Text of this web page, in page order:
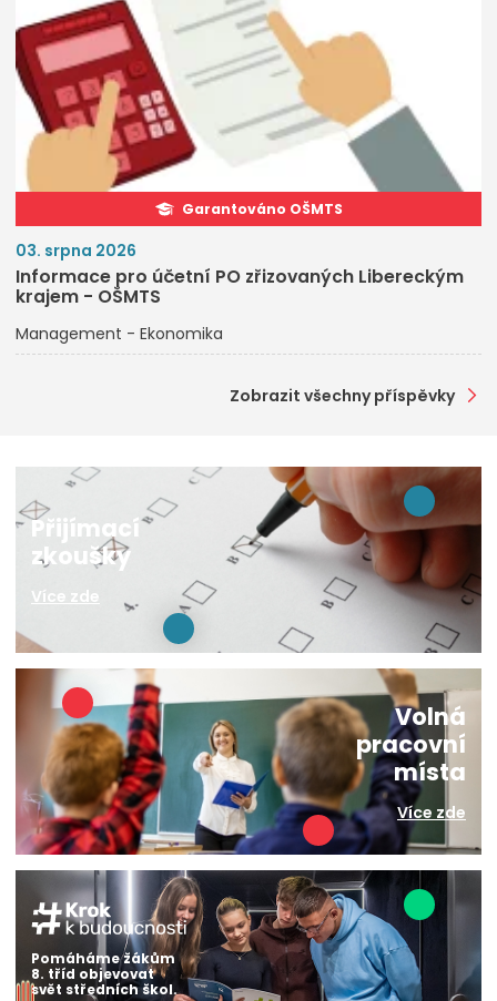
Garantováno OŠMTS
03. srpna 2026
Informace pro účetní PO zřizovaných Libereckým
krajem - OŠMTS
Management - Ekonomika
Zobrazit všechny příspěvky
Přijímací
zkoušky
Více zde
Volná
pracovní
místa
Více zde
Pomáháme žákům
8. tříd objevovat
svět středních škol.